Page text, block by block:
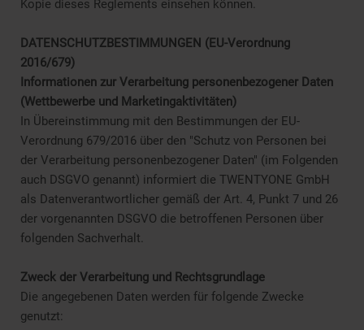
Kopie dieses Reglements einsehen können.
DATENSCHUTZBESTIMMUNGEN (EU-Verordnung
2016/679)
Informationen zur Verarbeitung personenbezogener Daten
(Wettbewerbe und Marketingaktivitäten)
In Übereinstimmung mit den Bestimmungen der EU-
Verordnung 679/2016 über den "Schutz von Personen bei
der Verarbeitung personenbezogener Daten" (im Folgenden
auch DSGVO genannt) informiert die TWENTYONE GmbH
als Datenverantwortlicher gemäß der Art. 4, Punkt 7 und 26
der vorgenannten DSGVO die betroffenen Personen über
folgenden Sachverhalt.
Zweck der Verarbeitung und Rechtsgrundlage
Die angegebenen Daten werden für folgende Zwecke
genutzt: